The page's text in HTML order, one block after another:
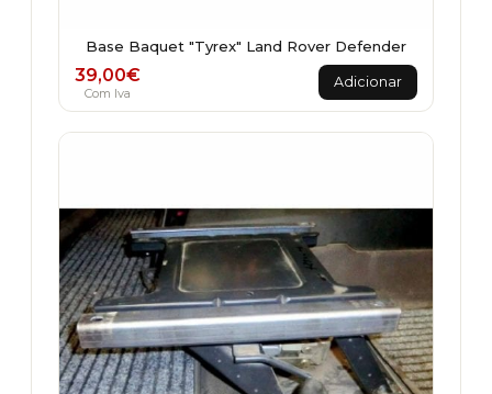
Base Baquet "Tyrex" Land Rover Defender
39,00€
Com Iva
Adicionar